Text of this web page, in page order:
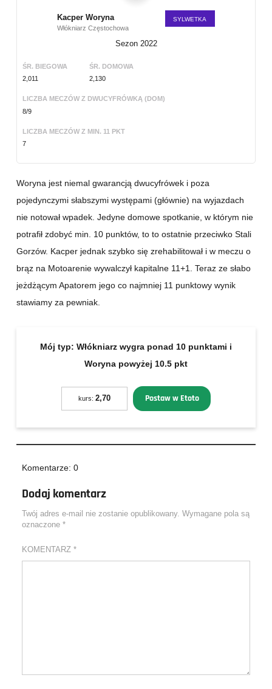
Kacper Woryna
Włókniarz Częstochowa
SYLWETKA
Sezon 2022
ŚR. BIEGOWA
2,011
ŚR. DOMOWA
2,130
LICZBA MECZÓW Z DWUCYFRÓWKĄ (DOM)
8/9
LICZBA MECZÓW Z MIN. 11 PKT
7
Woryna jest niemal gwarancją dwucyfrówek i poza
pojedynczymi słabszymi występami (głównie) na wyjazdach
nie notował wpadek. Jedyne domowe spotkanie, w którym nie
potrafił zdobyć min. 10 punktów, to to ostatnie przeciwko Stali
Gorzów. Kacper jednak szybko się zrehabilitował i w meczu o
brąz na Motoarenie wywalczył kapitalne 11+1. Teraz ze słabo
jeżdżącym Apatorem jego co najmniej 11 punktowy wynik
stawiamy za pewniak.
Mój typ: Włókniarz wygra ponad 10 punktami i
Woryna powyżej 10.5 pkt
kurs: 2,70 Postaw w Etoto
Komentarze: 0
Dodaj komentarz
Twój adres e-mail nie zostanie opublikowany. Wymagane pola są
oznaczone *
KOMENTARZ *